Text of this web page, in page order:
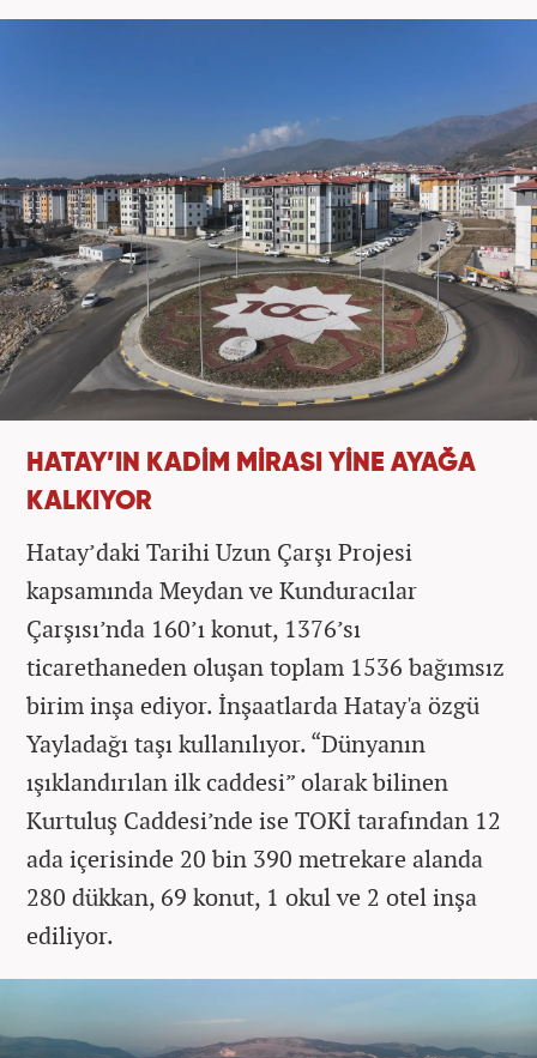
HATAY’IN KADİM MİRASI YİNE AYAĞA
KALKIYOR
Hatay’daki Tarihi Uzun Çarşı Projesi
kapsamında Meydan ve Kunduracılar
Çarşısı’nda 160’ı konut, 1376’sı
ticarethaneden oluşan toplam 1536 bağımsız
birim inşa ediyor. İnşaatlarda Hatay'a özgü
Yayladağı taşı kullanılıyor. “Dünyanın
ışıklandırılan ilk caddesi” olarak bilinen
Kurtuluş Caddesi’nde ise TOKİ tarafından 12
ada içerisinde 20 bin 390 metrekare alanda
280 dükkan, 69 konut, 1 okul ve 2 otel inşa
ediliyor.